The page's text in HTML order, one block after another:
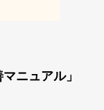
ニュアル」